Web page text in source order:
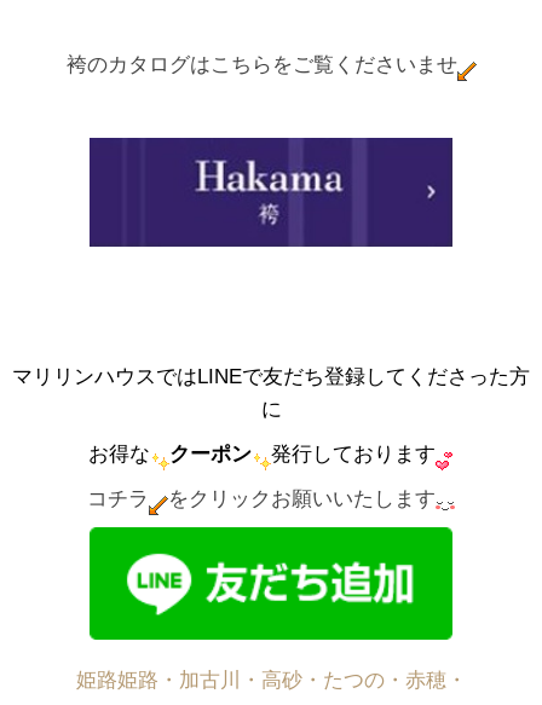
袴のカタログはこちらをご覧くださいませ
マリリンハウスではLINEで友だち登録してくださった方
に
お得な
クーポン
発行しております
コチラ
をクリックお願いいたします
姫路姫路・加古川・高砂・たつの・赤穂・